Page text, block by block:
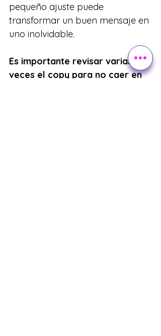
pequeño ajuste puede
transformar un buen mensaje en
uno inolvidable.
Es importante revisar varias
veces el copy para no caer en